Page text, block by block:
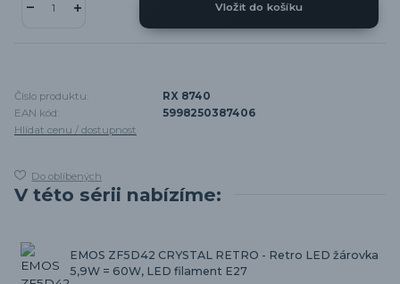
Vložit do košíku
Číslo produktu:
RX 8740
EAN kód:
5998250387406
Hlídat cenu / dostupnost
Do oblíbených
V této sérii nabízíme:
EMOS ZF5D42 CRYSTAL RETRO - Retro LED žárovka
5,9W = 60W, LED filament E27